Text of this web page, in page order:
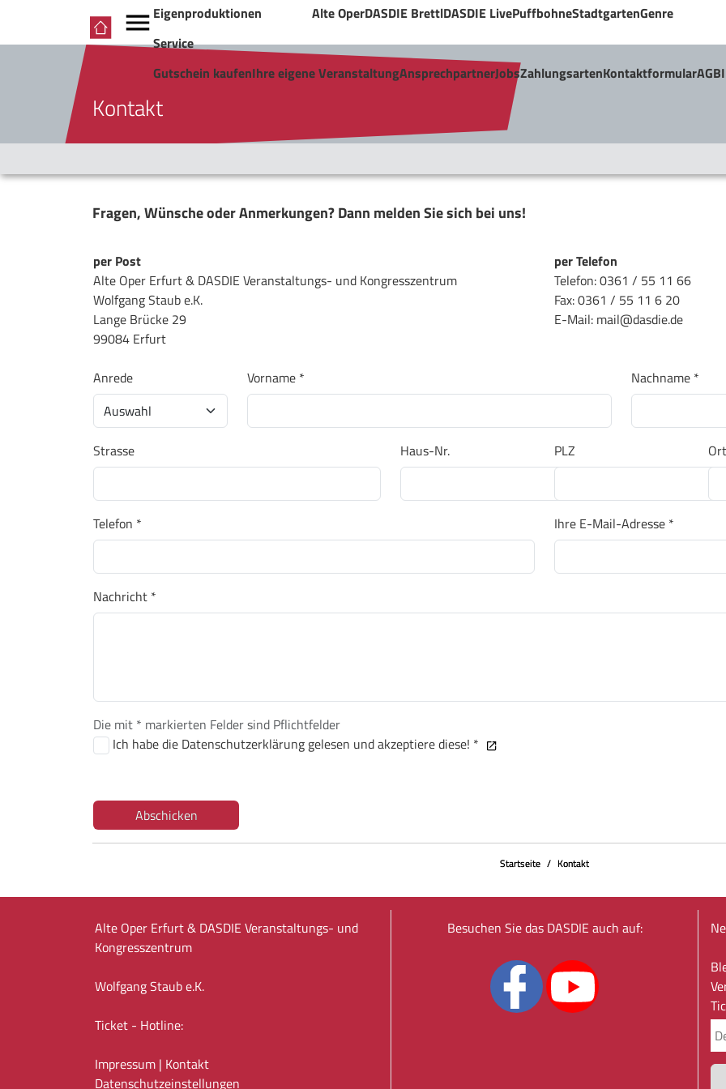
Eigenproduktionen Alte OperDASDIE BrettlDASDIE LivePuffbohneStadtgartenGenre
Service
Gutschein kaufenIhre eigene VeranstaltungAnsprechpartnerJobsZahlungsartenKontaktformularAGB
Kontakt
Fragen, Wünsche oder Anmerkungen? Dann melden Sie sich bei uns!
per Post
Alte Oper Erfurt & DASDIE Veranstaltungs- und Kongresszentrum
Wolfgang Staub e.K.
Lange Brücke 29
99084 Erfurt
per Telefon
Telefon:0361 / 55 11 66
Fax:0361 / 55 11 6 20
E-Mail: mail@dasdie.de
Anrede Vorname * Nachname *
Strasse Haus-Nr. PLZ Ort
Telefon * Ihre E-Mail-Adresse *
Nachricht *
Die mit * markierten Felder sind Pflichtfelder
Ich habe die Datenschutzerklärung gelesen und akzeptiere diese! *
Abschicken
Startseite Kontakt
Alte Oper Erfurt & DASDIE Veranstaltungs- und
Kongresszentrum
Wolfgang Staub e.K.
Ticket - Hotline:
Impressum | Kontakt
Datenschutz­einstellungen
Besuchen Sie das DASDIE auch auf: